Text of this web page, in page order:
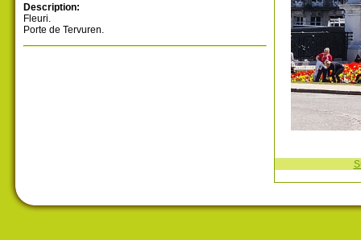
Description:
Fleuri.
Porte de Tervuren.